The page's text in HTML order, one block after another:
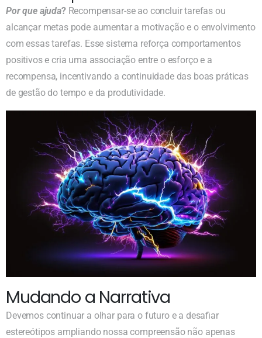
Por que ajuda?Recompensar-se ao concluir tarefas ou
alcançar metas pode aumentar a motivação e o envolvimento
com essas tarefas. Esse sistema reforça comportamentos
positivos e cria uma associação entre o esforço e a
recompensa, incentivando a continuidade das boas práticas
de gestão do tempo e da produtividade.
Mudando a Narrativa
Devemos continuar a olhar para o futuro e a desafiar
estereótipos ampliando nossa compreensão não apenas